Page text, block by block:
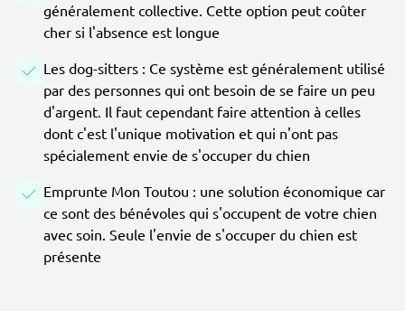
généralement collective. Cette option peut coûter
cher si l'absence est longue
Les dog-sitters : Ce système est généralement utilisé
par des personnes qui ont besoin de se faire un peu
d'argent. Il faut cependant faire attention à celles
dont c'est l'unique motivation et qui n'ont pas
spécialement envie de s'occuper du chien
Emprunte Mon Toutou : une solution économique car
ce sont des bénévoles qui s'occupent de votre chien
avec soin. Seule l'envie de s'occuper du chien est
présente